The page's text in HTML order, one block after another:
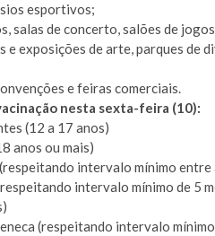
esportivos;
salas de concerto, salões de
e exposições de arte, parques de
e feiras comerciais.
nesta sexta-feira (10):
(12 a 17 anos)
anos ou mais)
intervalo mínimo entre
intervalo mínimo de 5
(respeitando intervalo